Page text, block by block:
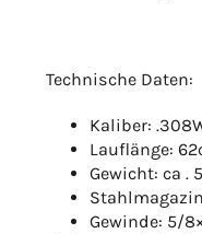
Technische Daten:
Kaliber:
Lauflänge:
Gewicht: ca .
Gewinde: 5/